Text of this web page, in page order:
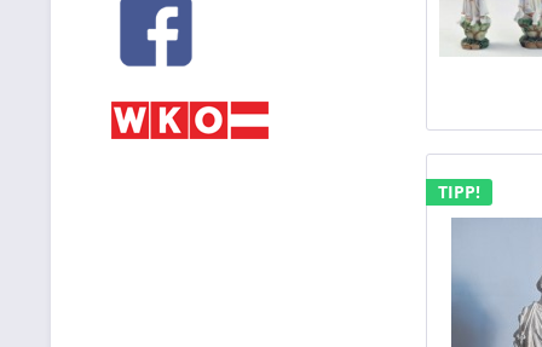
TIPP!